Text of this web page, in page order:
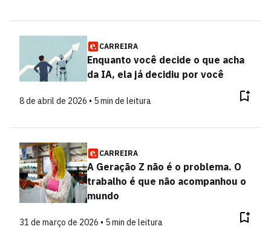
CARREIRA
Enquanto você decide o que acha
da IA, ela já decidiu por você
8 de abril de 2026 • 5 min de leitura
CARREIRA
A Geração Z não é o problema. O
trabalho é que não acompanhou o
mundo
31 de março de 2026 • 5 min de leitura